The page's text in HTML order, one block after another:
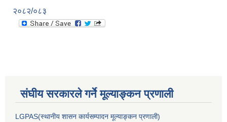
२०८२/०८३
संघीय सरकारले गर्ने मूल्याङ्कन प्रणाली
LGPAS(स्थानीय शासन कार्यसम्पादन मूल्याङ्कन प्रणाली)